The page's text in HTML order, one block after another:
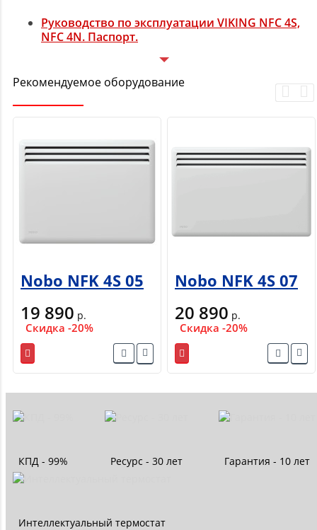
Руководство по эксплуатации VIKING NFC 4S,
NFC 4N. Паспорт.
Рекомендуемое оборудование
Nobo NFK 4S 05
19 890 р.
Скидка -20%
Nobo NFK 4S 07
20 890 р.
Скидка -20%
КПД - 99% Ресурс - 30 лет Гарантия - 10 лет
Интеллектуальный термостат